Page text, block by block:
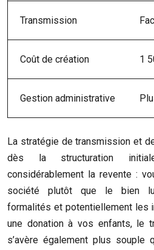
Transmission
Coût de création 1
Gestion administrative
La stratégie de transmission et
dès la structuration
considérablement la revente :
société plutôt que le bien
formalités et potentiellement les
une donation à vos enfants, le
s’avère également plus souple